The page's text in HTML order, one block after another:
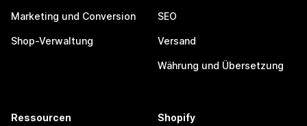
Marketing und Conversion
Shop-Verwaltung
SEO
Versand
Währung und Übersetzung
Ressourcen Shopify